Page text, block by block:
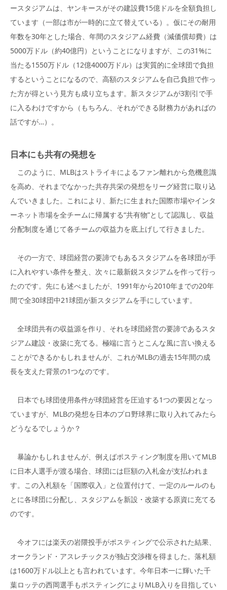
ースタジアムは、ヤンキースがその建設費15億ドルを全額負担し
ています（一部は市が一時的に立て替えている）。仮にその耐用
年数を30年とした場合、年間のスタジアム経費（減価償却費）は
5000万ドル（約40億円）ということになりますが、この31%に
当たる1550万ドル（12億4000万ドル）は実質的に全球団で負担
するということになるので、高額のスタジアムを自己負担で作っ
た方が得という見方も成り立ちます。新スタジアムが3割引で手
に入るわけですから（もちろん、それができる財務力があればの
話ですが…）。
日本にも共有の発想を
このように、MLBはストライキによるファン離れから危機意識
を高め、それまでなかった共存共栄の発想をリーグ経営に取り込
んでいきました。これにより、新たに生まれた国際市場やインタ
ーネット市場を全チームに帰属する“共有物”として認識し、収益
分配制度を通じて各チームの収益力を底上げして行きました。
その一方で、球団経営の要諦でもあるスタジアムを各球団が手
に入れやすい条件を整え、次々に最新鋭スタジアムを作って行っ
たのです。先にも述べましたが、1991年から2010年までの20年
間で全30球団中21球団が新スタジアムを手にしています。
全球団共有の収益源を作り、それを球団経営の要諦であるスタ
ジアム建設・改築に充てる。極端に言うとこんな風に言い換える
ことができるかもしれませんが、これがMLBの過去15年間の成
長を支えた背景の1つなのです。
日本でも球団使用条件が球団経営を圧迫する1つの要因となっ
ていますが、MLBの発想を日本のプロ野球界に取り入れてみたら
どうなるでしょうか？
暴論かもしれませんが、例えばポスティング制度を用いてMLB
に日本人選手が渡る場合、球団には巨額の入札金が支払われま
す。この入札額を「国際収入」と位置付けて、一定のルールのも
とに各球団に分配し、スタジアムを新設・改築する原資に充てる
のです。
今オフには楽天の岩隈投手がポスティングで公示された結果、
オークランド・アスレチックスが独占交渉権を得ました。落札額
は1600万ドル以上とも言われています。今年日本一に輝いた千
葉ロッテの西岡選手もポスティングによりMLB入りを目指してい